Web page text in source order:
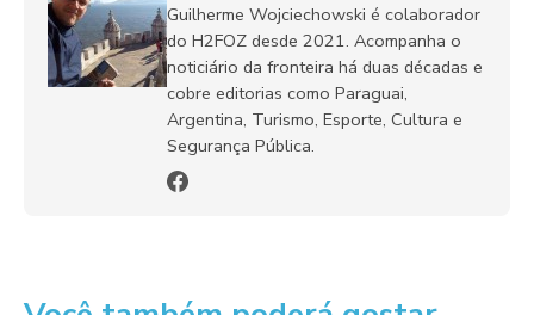
Guilherme Wojciechowski é colaborador
do H2FOZ desde 2021. Acompanha o
noticiário da fronteira há duas décadas e
cobre editorias como Paraguai,
Argentina, Turismo, Esporte, Cultura e
Segurança Pública.